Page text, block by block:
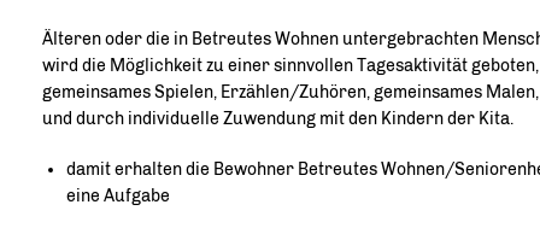
Älteren oder die in Betreutes Wohnen untergebrachten
wird die Möglichkeit zu einer sinnvollen Tagesaktivität
gemeinsames Spielen, Erzählen/Zuhören, gemeinsames
und durch individuelle Zuwendung mit den Kindern der Kita.
damit erhalten die Bewohner Betreutes Wohnen/
eine Aufgabe